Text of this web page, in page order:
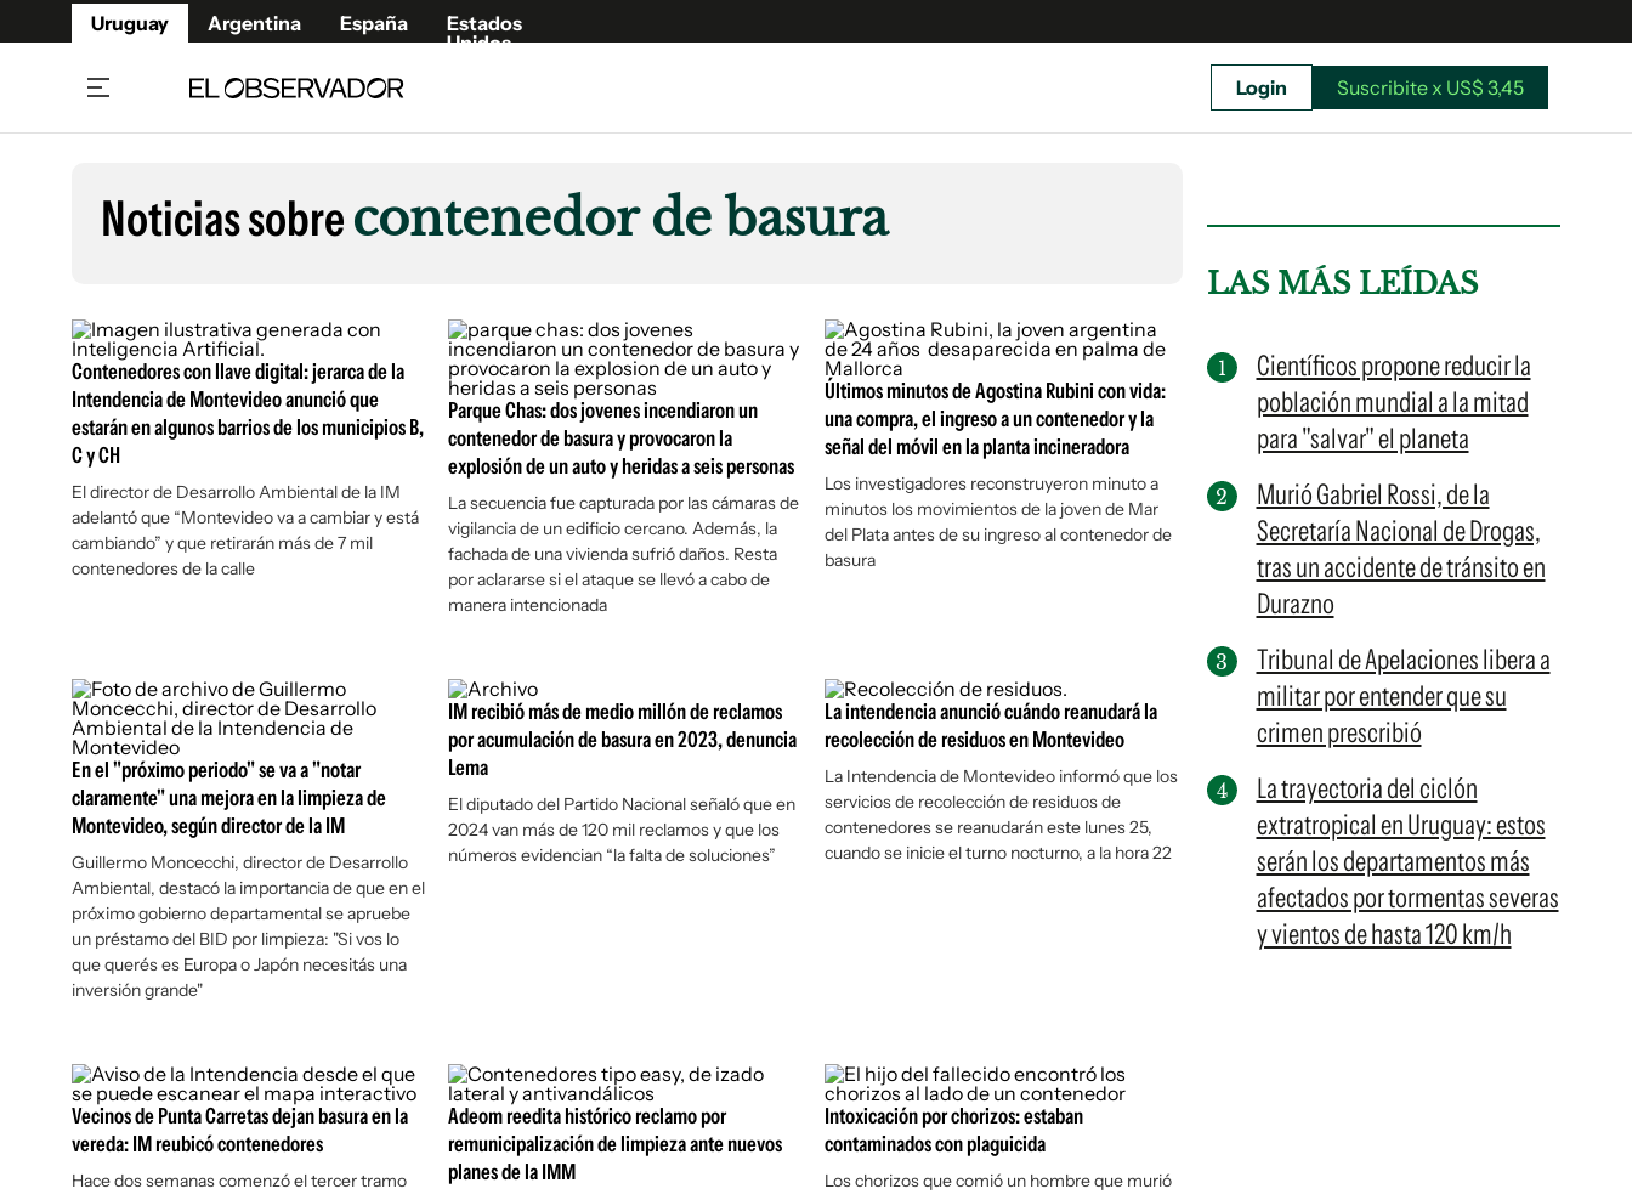
Uruguay Argentina España
Estados
Unidos
Beneficios Member
Café y Negocios
Economía y Empresas
Agro
Brand Studio
Mundo
Cultura y Espectáculos
Fúnebres
Publicaciones
Newsletters
Argentina
España
Estados Unidos
Suscribite x US$ 3,45
Login Suscribite x US$ 3,45
Noticias sobrecontenedor de basura
Contenedores con llave digital: jerarca de la
Intendencia de Montevideo anunció que
estarán en algunos barrios de los municipios B,
C y CH
El director de Desarrollo Ambiental de la IM
adelantó que “Montevideo va a cambiar y está
cambiando” y que retirarán más de 7 mil
contenedores de la calle
Parque Chas: dos jovenes incendiaron un
contenedor de basura y provocaron la
explosión de un auto y heridas a seis personas
La secuencia fue capturada por las cámaras de
vigilancia de un edificio cercano. Además, la
fachada de una vivienda sufrió daños. Resta
por aclararse si el ataque se llevó a cabo de
manera intencionada
Últimos minutos de Agostina Rubini con vida:
una compra, el ingreso a un contenedor y la
señal del móvil en la planta incineradora
Los investigadores reconstruyeron minuto a
minutos los movimientos de la joven de Mar
del Plata antes de su ingreso al contenedor de
basura
En el "próximo periodo" se va a "notar
claramente" una mejora en la limpieza de
Montevideo, según director de la IM
Guillermo Moncecchi, director de Desarrollo
Ambiental, destacó la importancia de que en el
próximo gobierno departamental se apruebe
un préstamo del BID por limpieza: "Si vos lo
que querés es Europa o Japón necesitás una
inversión grande"
IM recibió más de medio millón de reclamos
por acumulación de basura en 2023, denuncia
Lema
El diputado del Partido Nacional señaló que en
2024 van más de 120 mil reclamos y que los
números evidencian “la falta de soluciones”
La intendencia anunció cuándo reanudará la
recolección de residuos en Montevideo
La Intendencia de Montevideo informó que los
servicios de recolección de residuos de
contenedores se reanudarán este lunes 25,
cuando se inicie el turno nocturno, a la hora 22
Vecinos de Punta Carretas dejan basura en la
vereda: IM reubicó contenedores
Hace dos semanas comenzó el tercer tramo
Adeom reedita histórico reclamo por
remunicipalización de limpieza ante nuevos
planes de la IMM
Intoxicación por chorizos: estaban
contaminados con plaguicida
Los chorizos que comió un hombre que murió
LAS MÁS LEÍDAS
Científicos propone reducir la
población mundial a la mitad
para "salvar" el planeta
Murió Gabriel Rossi, de la
Secretaría Nacional de Drogas,
tras un accidente de tránsito en
Durazno
Tribunal de Apelaciones libera a
militar por entender que su
crimen prescribió
La trayectoria del ciclón
extratropical en Uruguay: estos
serán los departamentos más
afectados por tormentas severas
y vientos de hasta 120 km/h